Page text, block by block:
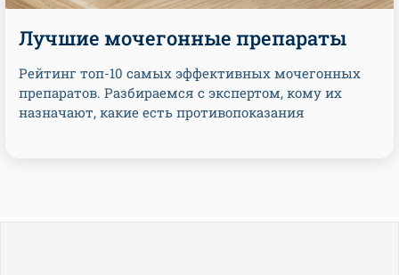
Лучшие мочегонные препараты
Рейтинг топ-10 самых эффективных мочегонных
препаратов. Разбираемся с экспертом, кому их
назначают, какие есть противопоказания